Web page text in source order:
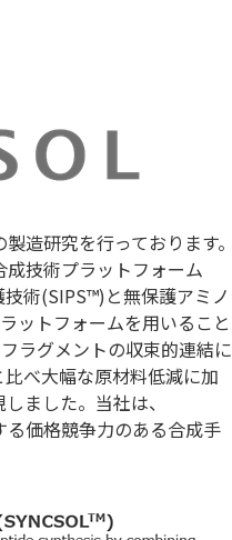
造研究を行っております。
技術プラットフォーム
術(SIPS™)と無保護アミノ
ットフォームを用いること
ラグメントの収束的連結に
べ大幅な原材料低減に加
ました。当社は、
る価格競争力のある合成手